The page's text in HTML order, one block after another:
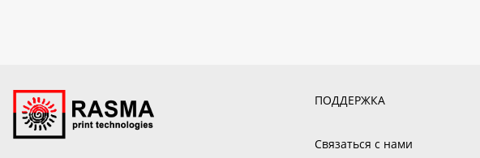
ПОДДЕРЖКА
Связаться с нами